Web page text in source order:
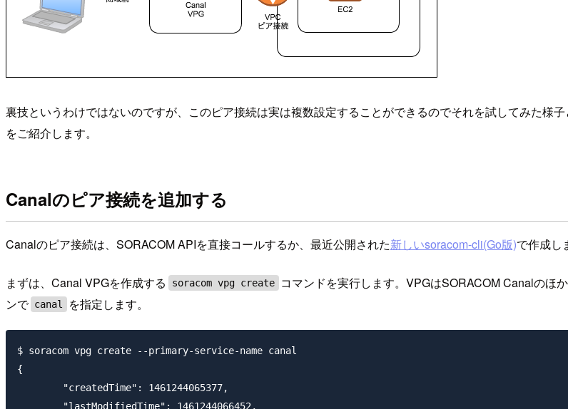
裏技というわけではないのですが、このピア接続は実は複数設定することができるのでそれを試してみた様
をご紹介します。
Canalのピア接続を追加する
Canalのピア接続は、SORACOM APIを直接コールするか、最近公開された新しいsoracom-cli(Go版)で作成し
まずは、Canal VPGを作成する soracom vpg create コマンドを実行します。VPGはSORACOM Canalのほか
ンで canal を指定します。
$ soracom vpg create --primary-service-name canal
{